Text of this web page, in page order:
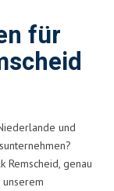
für
und
Remscheid, genau